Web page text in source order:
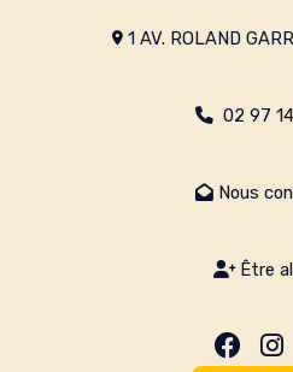
1 AV. ROLAND
02 97
Nous
Être